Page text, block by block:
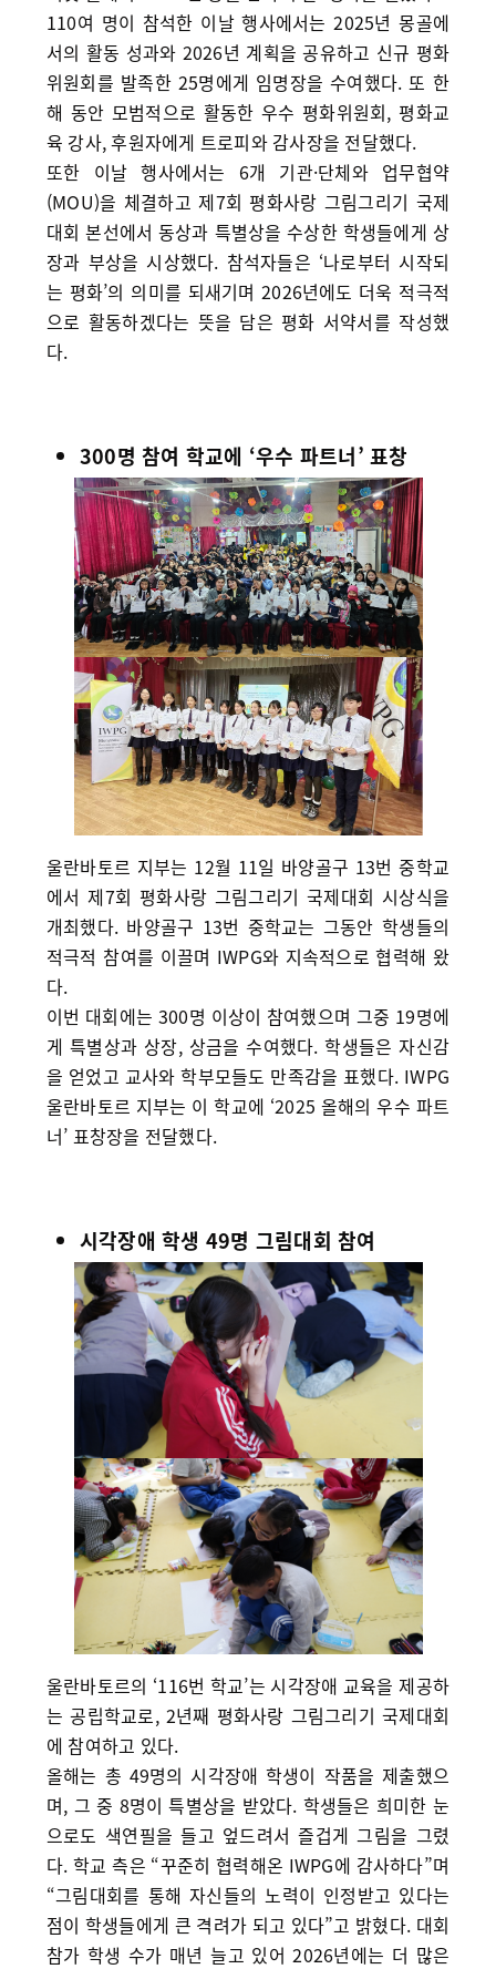
110여 명이 참석한 이날 행사에서는 2025년 몽골에
서의 활동 성과와 2026년 계획을 공유하고 신규 평화
위원회를 발족한 25명에게 임명장을 수여했다. 또 한
해 동안 모범적으로 활동한 우수 평화위원회, 평화교
육 강사, 후원자에게 트로피와 감사장을 전달했다.
또한 이날 행사에서는 6개 기관·단체와 업무협약
(MOU)을 체결하고 제7회 평화사랑 그림그리기 국제
대회 본선에서 동상과 특별상을 수상한 학생들에게 상
장과 부상을 시상했다. 참석자들은 ‘나로부터 시작되
는 평화’의 의미를 되새기며 2026년에도 더욱 적극적
으로 활동하겠다는 뜻을 담은 평화 서약서를 작성했
다.
300명 참여 학교에 ‘우수 파트너’ 표창
울란바토르 지부는 12월 11일 바양골구 13번 중학교
에서 제7회 평화사랑 그림그리기 국제대회 시상식을
개최했다. 바양골구 13번 중학교는 그동안 학생들의
적극적 참여를 이끌며 IWPG와 지속적으로 협력해 왔
다.
이번 대회에는 300명 이상이 참여했으며 그중 19명에
게 특별상과 상장, 상금을 수여했다. 학생들은 자신감
을 얻었고 교사와 학부모들도 만족감을 표했다. IWPG
울란바토르 지부는 이 학교에 ‘2025 올해의 우수 파트
너’ 표창장을 전달했다.
시각장애 학생 49명 그림대회 참여
울란바토르의 ‘116번 학교’는 시각장애 교육을 제공하
는 공립학교로, 2년째 평화사랑 그림그리기 국제대회
에 참여하고 있다.
올해는 총 49명의 시각장애 학생이 작품을 제출했으
며, 그 중 8명이 특별상을 받았다. 학생들은 희미한 눈
으로도 색연필을 들고 엎드려서 즐겁게 그림을 그렸
다. 학교 측은 “꾸준히 협력해온 IWPG에 감사하다”며
“그림대회를 통해 자신들의 노력이 인정받고 있다는
점이 학생들에게 큰 격려가 되고 있다”고 밝혔다. 대회
참가 학생 수가 매년 늘고 있어 2026년에는 더 많은